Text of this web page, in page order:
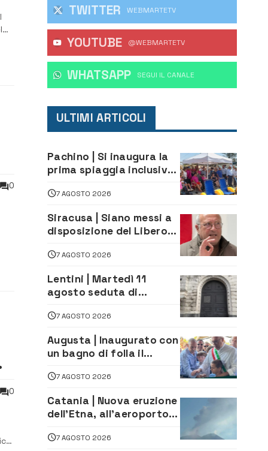
0
0
TWITTER WEBMARTETV
YOUTUBE @WEBMARTETV
WHATSAPP ‎SEGUI IL CANALE
ULTIMI ARTICOLI
Pachino | Si inaugura la
prima spiaggia inclusiva
assistenza e prevenzione
aperte a tutti
7 AGOSTO 2026
Siracusa | Siano messi a
disposizione del Libero
relativi alla
privatizzazione della Sac
7 AGOSTO 2026
Lentini | Martedì 11
agosto seduta di
7 AGOSTO 2026
Augusta | Inaugurato con
un bagno di folla il
Moro
7 AGOSTO 2026
Catania | Nuova eruzione
dell’Etna, all’aeroporto
dirottati
7 AGOSTO 2026